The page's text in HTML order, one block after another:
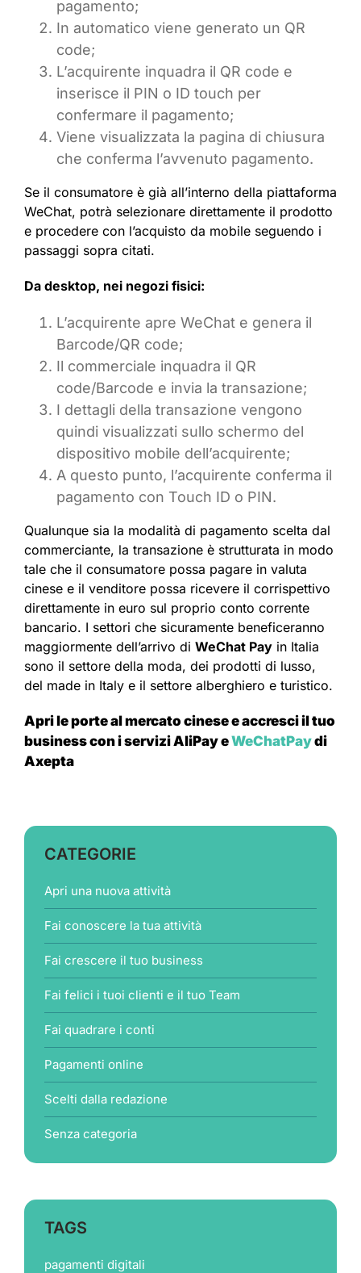
pagamento;
In automatico viene generato un QR
code;
L’acquirente inquadra il QR code e
inserisce il PIN o ID touch per
confermare il pagamento;
Viene visualizzata la pagina di chiusura
che conferma l’avvenuto pagamento.
Se il consumatore è già all’interno della piattaforma
WeChat, potrà selezionare direttamente il prodotto
e procedere con l’acquisto da mobile seguendo i
passaggi sopra citati.
Da desktop, nei negozi fisici:
L’acquirente apre WeChat e genera il
Barcode/QR code;
Il commerciale inquadra il QR
code/Barcode e invia la transazione;
I dettagli della transazione vengono
quindi visualizzati sullo schermo del
dispositivo mobile dell’acquirente;
A questo punto, l’acquirente conferma il
pagamento con Touch ID o PIN.
Qualunque sia la modalità di pagamento scelta dal
commerciante, la transazione è strutturata in modo
tale che il consumatore possa pagare in valuta
cinese e il venditore possa ricevere il corrispettivo
direttamente in euro sul proprio conto corrente
bancario. I settori che sicuramente beneficeranno
maggiormente dell’arrivo di WeChat Pay in Italia
sono il settore della moda, dei prodotti di lusso,
del made in Italy e il settore alberghiero e turistico.
Apri le porte al mercato cinese e accresci il tuo
business con i servizi AliPay eWeChatPaydi
Axepta
CATEGORIE
Apri una nuova attività
Fai conoscere la tua attività
Fai crescere il tuo business
Fai felici i tuoi clienti e il tuo Team
Fai quadrare i conti
Pagamenti online
Scelti dalla redazione
Senza categoria
TAGS
pagamenti digitali